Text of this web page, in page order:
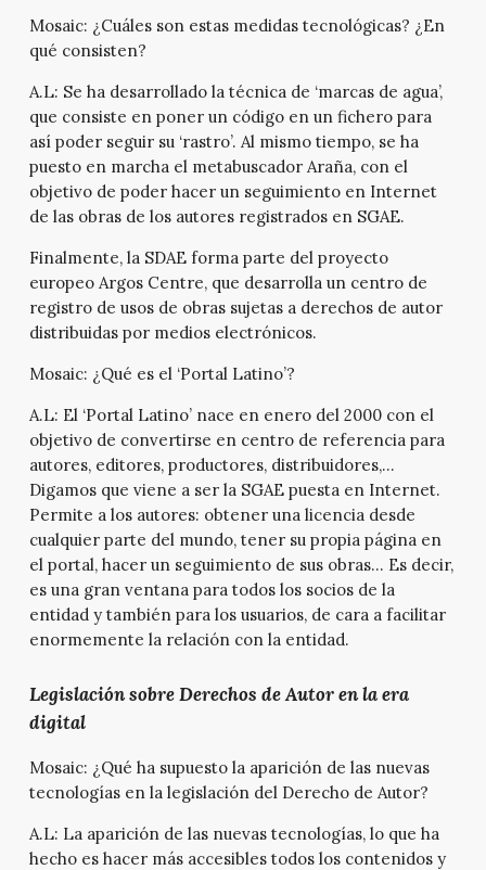
Mosaic: ¿Cuáles son estas medidas tecnológicas? ¿En
qué consisten?
A.L: Se ha desarrollado la técnica de ‘marcas de agua’,
que consiste en poner un código en un fichero para
así poder seguir su ‘rastro’. Al mismo tiempo, se ha
puesto en marcha el metabuscador Araña, con el
objetivo de poder hacer un seguimiento en Internet
de las obras de los autores registrados en SGAE.
Finalmente, la SDAE forma parte del proyecto
europeo Argos Centre, que desarrolla un centro de
registro de usos de obras sujetas a derechos de autor
distribuidas por medios electrónicos.
Mosaic: ¿Qué es el ‘Portal Latino’?
A.L: El ‘Portal Latino’ nace en enero del 2000 con el
objetivo de convertirse en centro de referencia para
autores, editores, productores, distribuidores,…
Digamos que viene a ser la SGAE puesta en Internet.
Permite a los autores: obtener una licencia desde
cualquier parte del mundo, tener su propia página en
el portal, hacer un seguimiento de sus obras… Es decir,
es una gran ventana para todos los socios de la
entidad y también para los usuarios, de cara a facilitar
enormemente la relación con la entidad.
Legislación sobre Derechos de Autor en la era
digital
Mosaic: ¿Qué ha supuesto la aparición de las nuevas
tecnologías en la legislación del Derecho de Autor?
A.L: La aparición de las nuevas tecnologías, lo que ha
hecho es hacer más accesibles todos los contenidos y